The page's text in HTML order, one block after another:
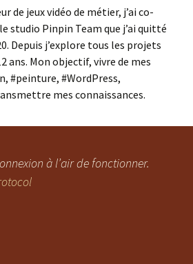
de jeux vidéo de métier, j’ai co-
studio Pinpin Team que j’ai quitté
Depuis j’explore tous les projets
ans. Mon objectif, vivre de mes
#peinture, #WordPress,
mes connaissances.
à l’air de fonctionner.